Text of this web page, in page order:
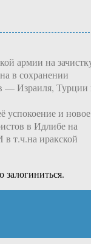
армии на
в сохранении
— Израиля, Турции
успокоение и новое
в Идлибе на
в т.ч.на иракской